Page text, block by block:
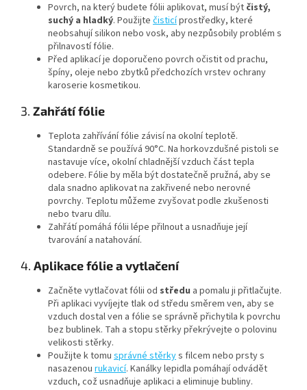
Povrch, na který budete fólii aplikovat, musí být čistý,
suchý a hladký. Použijte čisticíprostředky, které
neobsahují silikon nebo vosk, aby nezpůsobily problém s
přilnavostí fólie.
Před aplikací je doporučeno povrch očistit od prachu,
špíny, oleje nebo zbytků předchozích vrstev ochrany
karoserie kosmetikou.
3. Zahřátí fólie
Teplota zahřívání fólie závisí na okolní teplotě.
Standardně se používá 90°C. Na horkovzdušné pistoli se
nastavuje více, okolní chladnější vzduch část tepla
odebere. Fólie by měla být dostatečně pružná, aby se
dala snadno aplikovat na zakřivené nebo nerovné
povrchy. Teplotu můžeme zvyšovat podle zkušenosti
nebo tvaru dílu.
Zahřátí pomáhá fólii lépe přilnout a usnadňuje její
tvarování a natahování.
4. Aplikace fólie a vytlačení
Začněte vytlačovat fólii od středu a pomalu ji přitlačujte.
Při aplikaci vyvíjejte tlak od středu směrem ven, aby se
vzduch dostal ven a fólie se správně přichytila k povrchu
bez bublinek. Tah a stopu stěrky překrývejte o polovinu
velikosti stěrky.
Použijte k tomu správné stěrkys filcem nebo prsty s
nasazenou rukavicí. Kanálky lepidla pomáhají odvádět
vzduch, což usnadňuje aplikaci a eliminuje bubliny.